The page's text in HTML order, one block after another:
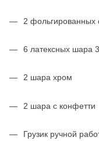
2 фольгированных
6 латексных шара
2 шара хром
2 шара с конфетти
Грузик ручной